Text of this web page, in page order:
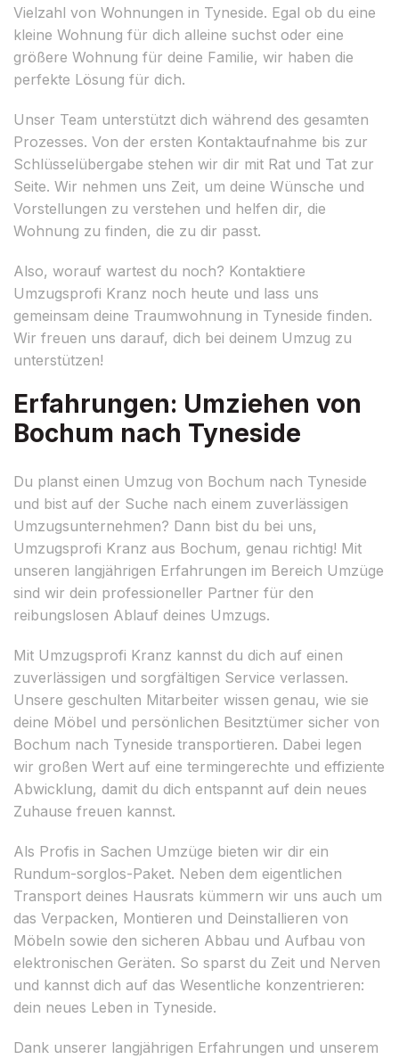
Vielzahl von Wohnungen in Tyneside. Egal ob du eine
kleine Wohnung für dich alleine suchst oder eine
größere Wohnung für deine Familie, wir haben die
perfekte Lösung für dich.
Unser Team unterstützt dich während des gesamten
Prozesses. Von der ersten Kontaktaufnahme bis zur
Schlüsselübergabe stehen wir dir mit Rat und Tat zur
Seite. Wir nehmen uns Zeit, um deine Wünsche und
Vorstellungen zu verstehen und helfen dir, die
Wohnung zu finden, die zu dir passt.
Also, worauf wartest du noch? Kontaktiere
Umzugsprofi Kranz noch heute und lass uns
gemeinsam deine Traumwohnung in Tyneside finden.
Wir freuen uns darauf, dich bei deinem Umzug zu
unterstützen!
Erfahrungen: Umziehen von
Bochum nach Tyneside
Du planst einen Umzug von Bochum nach Tyneside
und bist auf der Suche nach einem zuverlässigen
Umzugsunternehmen? Dann bist du bei uns,
Umzugsprofi Kranz aus Bochum, genau richtig! Mit
unseren langjährigen Erfahrungen im Bereich Umzüge
sind wir dein professioneller Partner für den
reibungslosen Ablauf deines Umzugs.
Mit Umzugsprofi Kranz kannst du dich auf einen
zuverlässigen und sorgfältigen Service verlassen.
Unsere geschulten Mitarbeiter wissen genau, wie sie
deine Möbel und persönlichen Besitztümer sicher von
Bochum nach Tyneside transportieren. Dabei legen
wir großen Wert auf eine termingerechte und effiziente
Abwicklung, damit du dich entspannt auf dein neues
Zuhause freuen kannst.
Als Profis in Sachen Umzüge bieten wir dir ein
Rundum-sorglos-Paket. Neben dem eigentlichen
Transport deines Hausrats kümmern wir uns auch um
das Verpacken, Montieren und Deinstallieren von
Möbeln sowie den sicheren Abbau und Aufbau von
elektronischen Geräten. So sparst du Zeit und Nerven
und kannst dich auf das Wesentliche konzentrieren:
dein neues Leben in Tyneside.
Dank unserer langjährigen Erfahrungen und unserem